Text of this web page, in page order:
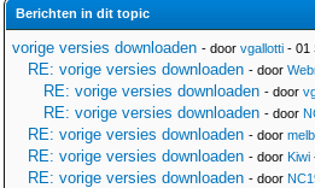
Berichten in dit topic
vorige versies downloaden - door vgallotti - 01
RE: vorige versies downloaden - door
RE: vorige versies downloaden - door
RE: vorige versies downloaden - door
RE: vorige versies downloaden - door
RE: vorige versies downloaden - door Kiwi
RE: vorige versies downloaden - door